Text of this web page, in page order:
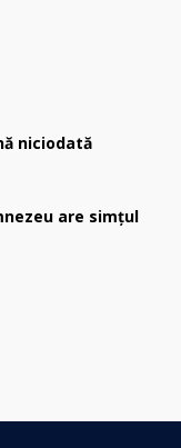
niciodată
are simțul